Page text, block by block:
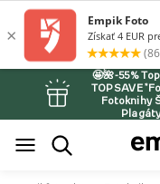
🤩🌺-55%
TOPSAVE
Fotoknihy